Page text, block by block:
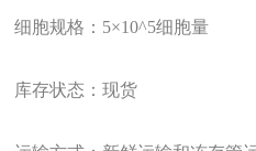
细胞规格： 5×10^5细胞量
库存状态：现货